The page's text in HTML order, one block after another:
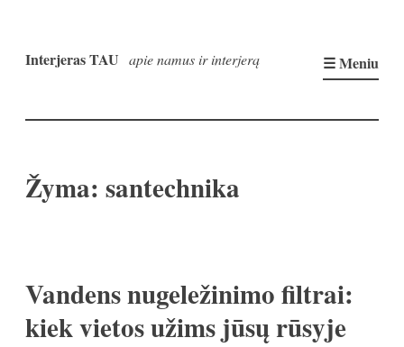
prie
Interjeras TAU apie namus ir interjerą ☰ Meniu
Žyma: santechnika
Vandens nugeležinimo filtrai:
kiek vietos užims jūsų rūsyje